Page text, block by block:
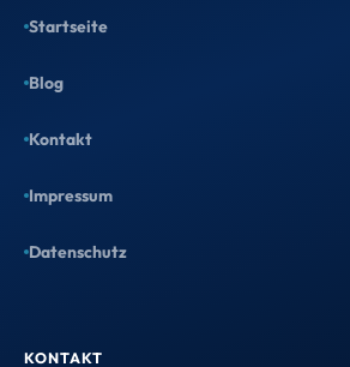
Startseite
Blog
Kontakt
Impressum
Datenschutz
KONTAKT